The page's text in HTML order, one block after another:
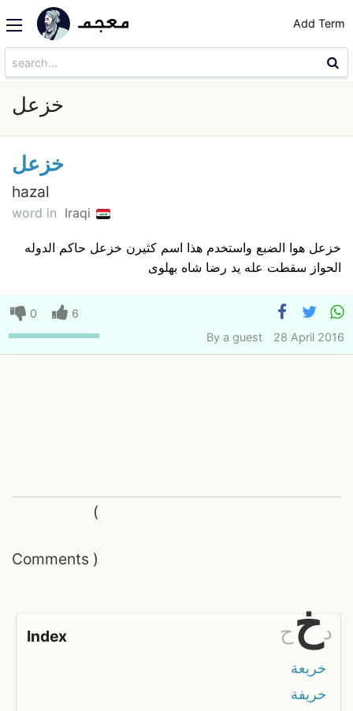
Add Term
خزعل
خزعل
hazal
word in Iraqi
خزعل هوا الضبع واستخدم هذا اسم کثیرن خزعل حاکم الدوله
الحواز سقطت عله ید رضا شاه بهلوی
0
6
By a guest 28 April 2016
Comments
(
)
Index ح خد
خريعة
خريفة